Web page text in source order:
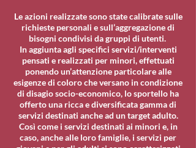
Le azioni realizzate sono state calibrate sulle
richieste personali e sull’aggregazione di
bisogni condivisi da gruppi di utenti.
In aggiunta agli specifici servizi/interventi
pensati e realizzati per minori, effettuati
ponendo un’attenzione particolare alle
esigenze di coloro che versano in condizione
di disagio socio-economico, lo sportello ha
offerto una ricca e diversificata gamma di
servizi destinati anche ad un target adulto.
Così come i servizi destinati ai minori e, in
caso, anche alle loro famiglie, i servizi per